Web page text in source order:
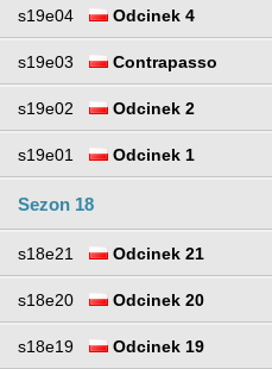
s19e04 Odcinek 4
s19e03 Contrapasso
s19e02 Odcinek 2
s19e01 Odcinek 1
Sezon 18
s18e21 Odcinek 21
s18e20 Odcinek 20
s18e19 Odcinek 19